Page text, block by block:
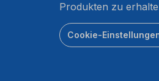
Produkten zu
Cookie-